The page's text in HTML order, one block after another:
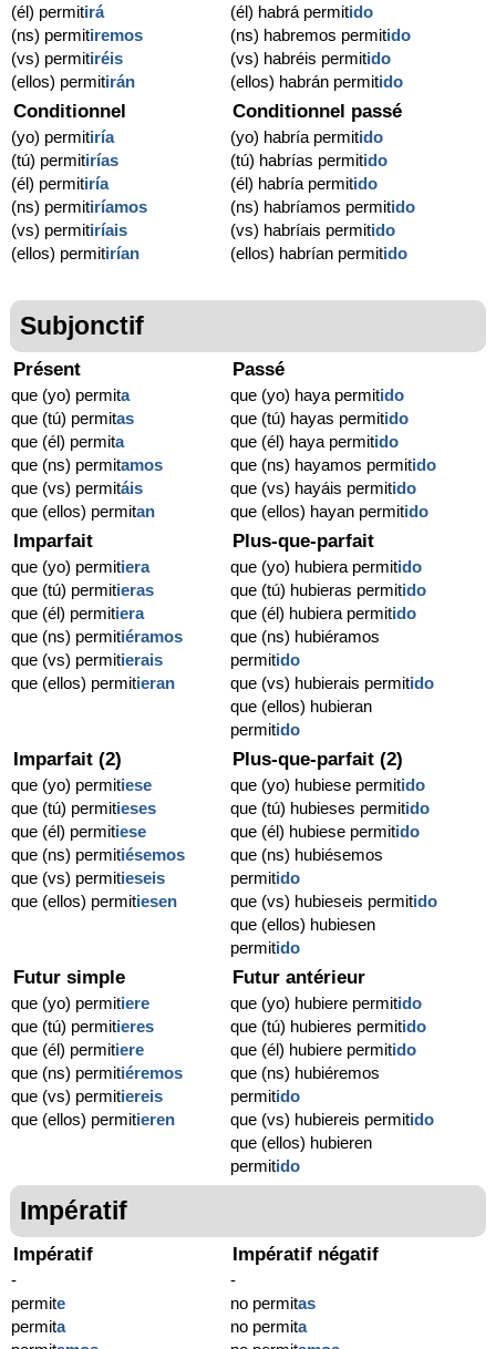
(él) permitirá
(ns) permitiremos
(vs) permitiréis
(ellos) permitirán
(él) habrá permitido
(ns) habremos permitido
(vs) habréis permitido
(ellos) habrán permitido
Conditionnel
(yo) permitiría
(tú) permitirías
(él) permitiría
(ns) permitiríamos
(vs) permitiríais
(ellos) permitirían
Conditionnel passé
(yo) habría permitido
(tú) habrías permitido
(él) habría permitido
(ns) habríamos permitido
(vs) habríais permitido
(ellos) habrían permitido
Subjonctif
Présent
que (yo) permita
que (tú) permitas
que (él) permita
que (ns) permitamos
que (vs) permitáis
que (ellos) permitan
Passé
que (yo) haya permitido
que (tú) hayas permitido
que (él) haya permitido
que (ns) hayamos permitido
que (vs) hayáis permitido
que (ellos) hayan permitido
Imparfait
que (yo) permitiera
que (tú) permitieras
que (él) permitiera
que (ns) permitiéramos
que (vs) permitierais
que (ellos) permitieran
Plus-que-parfait
que (yo) hubiera permitido
que (tú) hubieras permitido
que (él) hubiera permitido
que (ns) hubiéramos
permitido
que (vs) hubierais permitido
que (ellos) hubieran
permitido
Imparfait (2)
que (yo) permitiese
que (tú) permitieses
que (él) permitiese
que (ns) permitiésemos
que (vs) permitieseis
que (ellos) permitiesen
Plus-que-parfait (2)
que (yo) hubiese permitido
que (tú) hubieses permitido
que (él) hubiese permitido
que (ns) hubiésemos
permitido
que (vs) hubieseis permitido
que (ellos) hubiesen
permitido
Futur simple
que (yo) permitiere
que (tú) permitieres
que (él) permitiere
que (ns) permitiéremos
que (vs) permitiereis
que (ellos) permitieren
Futur antérieur
que (yo) hubiere permitido
que (tú) hubieres permitido
que (él) hubiere permitido
que (ns) hubiéremos
permitido
que (vs) hubiereis permitido
que (ellos) hubieren
permitido
Impératif
Impératif
-
permite
permita
Impératif négatif
-
no permitas
no permita